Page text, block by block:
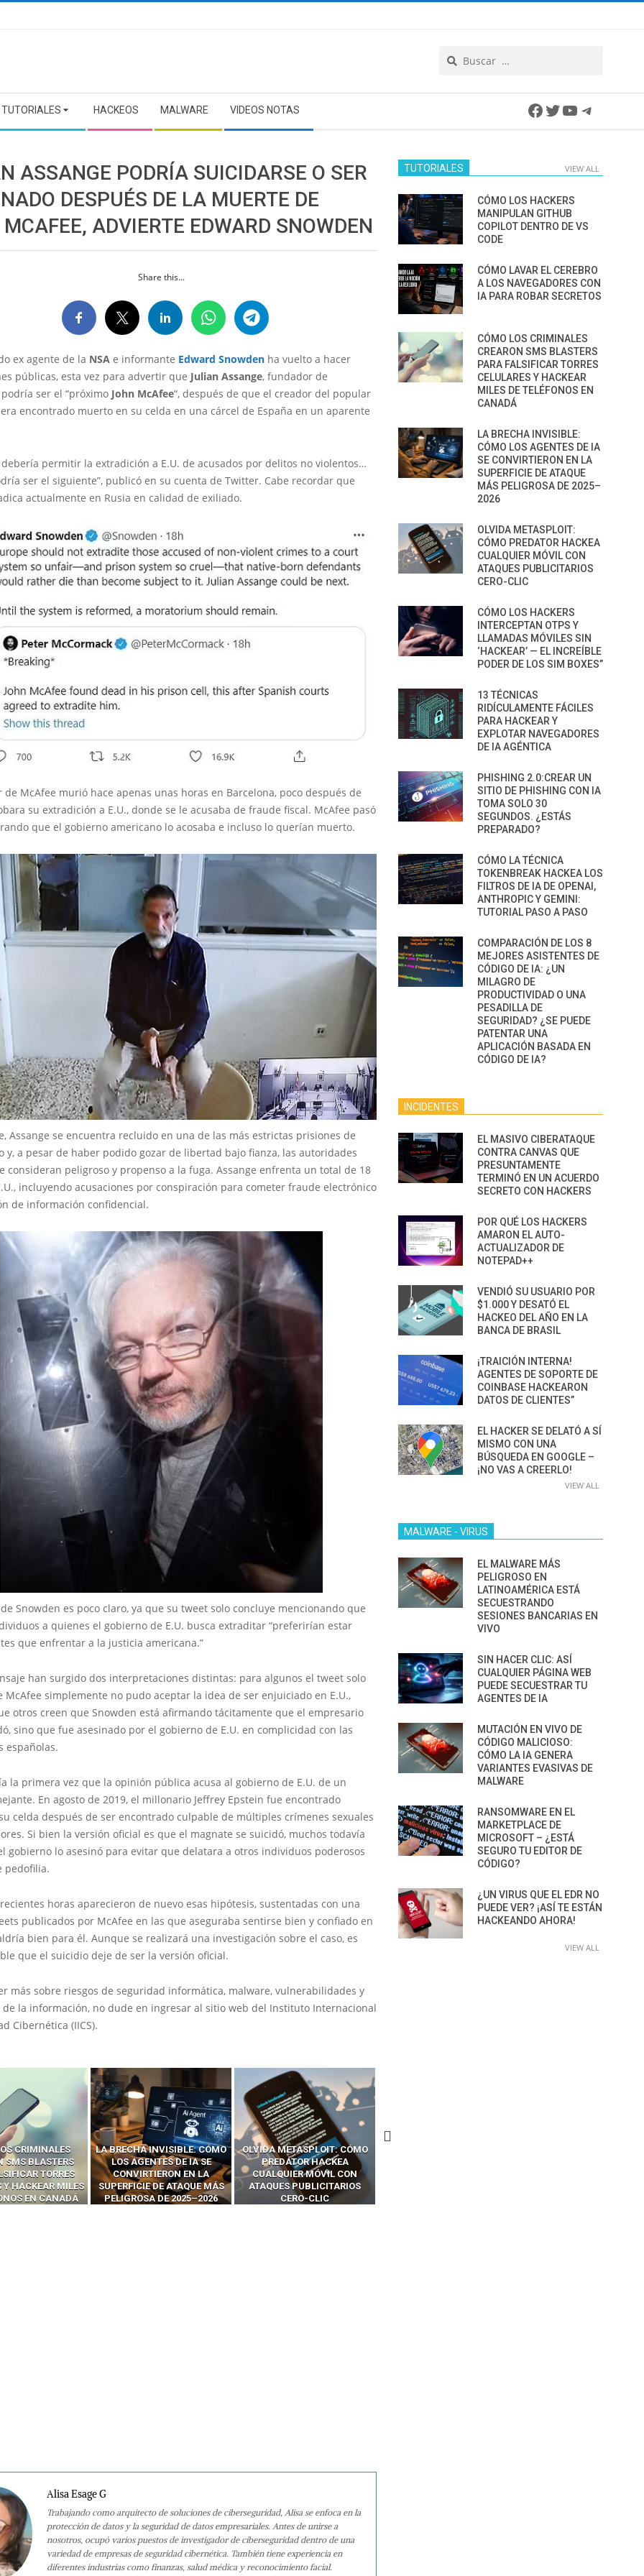
TUTORIALES HACKEOS MALWARE VIDEOS NOTAS Facebook
Twitter
YouTube
ASSANGE PODRÍA SUICIDARSE O SER
DESPUÉS DE LA MUERTE DE
ADVIERTE EDWARD SNOWDEN
Share this...
ex agente de la NSA e informante Edward Snowden ha vuelto a hacer
públicas, esta vez para advertir que Julian Assange, fundador de
podría ser el “próximo John McAfee“, después de que el creador del popular
encontrado muerto en su celda en una cárcel de España en un aparente
debería permitir la extradición a E.U. de acusados por delitos no violentos…
ser el siguiente”, publicó en su cuenta de Twitter. Cabe recordar que
actualmente en Rusia en calidad de exiliado.
de McAfee murió hace apenas unas horas en Barcelona, poco después de
su extradición a E.U., donde se le acusaba de fraude fiscal. McAfee pasó
que el gobierno americano lo acosaba e incluso lo querían muerto.
Assange se encuentra recluido en una de las más estrictas prisiones de
y, a pesar de haber podido gozar de libertad bajo fianza, las autoridades
consideran peligroso y propenso a la fuga. Assange enfrenta un total de 18
incluyendo acusaciones por conspiración para cometer fraude electrónico
de información confidencial.
Snowden es poco claro, ya que su tweet solo concluye mencionando que
a quienes el gobierno de E.U. busca extraditar “preferirían estar
que enfrentar a la justicia americana.”
han surgido dos interpretaciones distintas: para algunos el tweet solo
McAfee simplemente no pudo aceptar la idea de ser enjuiciado en E.U.,
otros creen que Snowden está afirmando tácitamente que el empresario
sino que fue asesinado por el gobierno de E.U. en complicidad con las
españolas.
la primera vez que la opinión pública acusa al gobierno de E.U. de un
En agosto de 2019, el millonario Jeffrey Epstein fue encontrado
celda después de ser encontrado culpable de múltiples crímenes sexuales
Si bien la versión oficial es que el magnate se suicidó, muchos todavía
gobierno lo asesinó para evitar que delatara a otros individuos poderosos
pedofilia.
horas aparecieron de nuevo esas hipótesis, sustentadas con una
publicados por McAfee en las que aseguraba sentirse bien y confiado en
bien para él. Aunque se realizará una investigación sobre el caso, es
que el suicidio deje de ser la versión oficial.
más sobre riesgos de seguridad informática, malware, vulnerabilidades y
de la información, no dude en ingresar al sitio web del Instituto Internacional
Cibernética (IICS).
INVISIBLE: CÓMO
DE IA SE
EN LA
DE ATAQUE MÁS
DE 2025–2026
OLVIDA METASPLOIT: CÓMO
PREDATOR HACKEA
CUALQUIER MÓVIL CON
ATAQUES PUBLICITARIOS
CERO-CLIC
CÓMO LOS HACKERS
INTERCEPTAN OTPS Y
LLAMADAS MÓVILES SIN
‘HACKEAR’ — EL INCREÍBLE
PODER DE LOS SIM BOXES”
Alisa Esage G
Trabajando como arquitecto de soluciones de ciberseguridad, Alisa se enfoca en la
protección de datos y la seguridad de datos empresariales. Antes de unirse a
nosotros, ocupó varios puestos de investigador de ciberseguridad dentro de una
variedad de empresas de seguridad cibernética. También tiene experiencia en
diferentes industrias como finanzas, salud médica y reconocimiento facial.
TUTORIALES VIEW ALL
CÓMO LOS HACKERS
MANIPULAN GITHUB
COPILOT DENTRO DE VS
CODE
CÓMO LAVAR EL CEREBRO
A LOS NAVEGADORES CON
IA PARA ROBAR SECRETOS
CÓMO LOS CRIMINALES
CREARON SMS BLASTERS
PARA FALSIFICAR TORRES
CELULARES Y HACKEAR
MILES DE TELÉFONOS EN
CANADÁ
LA BRECHA INVISIBLE:
CÓMO LOS AGENTES DE IA
SE CONVIRTIERON EN LA
SUPERFICIE DE ATAQUE
MÁS PELIGROSA DE 2025–
2026
OLVIDA METASPLOIT:
CÓMO PREDATOR HACKEA
CUALQUIER MÓVIL CON
ATAQUES PUBLICITARIOS
CERO-CLIC
CÓMO LOS HACKERS
INTERCEPTAN OTPS Y
LLAMADAS MÓVILES SIN
‘HACKEAR’ — EL INCREÍBLE
PODER DE LOS SIM BOXES”
13 TÉCNICAS
RIDÍCULAMENTE FÁCILES
PARA HACKEAR Y
EXPLOTAR NAVEGADORES
DE IA AGÉNTICA
PHISHING 2.0:CREAR UN
SITIO DE PHISHING CON IA
TOMA SOLO 30
SEGUNDOS. ¿ESTÁS
PREPARADO?
CÓMO LA TÉCNICA
TOKENBREAK HACKEA LOS
FILTROS DE IA DE OPENAI,
ANTHROPIC Y GEMINI:
TUTORIAL PASO A PASO
COMPARACIÓN DE LOS 8
MEJORES ASISTENTES DE
CÓDIGO DE IA: ¿UN
MILAGRO DE
PRODUCTIVIDAD O UNA
PESADILLA DE
SEGURIDAD? ¿SE PUEDE
PATENTAR UNA
APLICACIÓN BASADA EN
CÓDIGO DE IA?
INCIDENTES
EL MASIVO CIBERATAQUE
CONTRA CANVAS QUE
PRESUNTAMENTE
TERMINÓ EN UN ACUERDO
SECRETO CON HACKERS
POR QUÉ LOS HACKERS
AMARON EL AUTO-
ACTUALIZADOR DE
NOTEPAD++
VENDIÓ SU USUARIO POR
$1.000 Y DESATÓ EL
HACKEO DEL AÑO EN LA
BANCA DE BRASIL
¡TRAICIÓN INTERNA!
AGENTES DE SOPORTE DE
COINBASE HACKEARON
DATOS DE CLIENTES”
EL HACKER SE DELATÓ A SÍ
MISMO CON UNA
BÚSQUEDA EN GOOGLE –
¡NO VAS A CREERLO!
VIEW ALL
MALWARE - VIRUS
EL MALWARE MÁS
PELIGROSO EN
LATINOAMÉRICA ESTÁ
SECUESTRANDO
SESIONES BANCARIAS EN
VIVO
SIN HACER CLIC: ASÍ
CUALQUIER PÁGINA WEB
PUEDE SECUESTRAR TU
AGENTES DE IA
MUTACIÓN EN VIVO DE
CÓDIGO MALICIOSO:
CÓMO LA IA GENERA
VARIANTES EVASIVAS DE
MALWARE
RANSOMWARE EN EL
MARKETPLACE DE
MICROSOFT – ¿ESTÁ
SEGURO TU EDITOR DE
CÓDIGO?
¿UN VIRUS QUE EL EDR NO
PUEDE VER? ¡ASÍ TE ESTÁN
HACKEANDO AHORA!
VIEW ALL